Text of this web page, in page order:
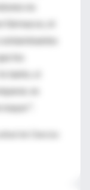
no
ni
los
tanto, si
es